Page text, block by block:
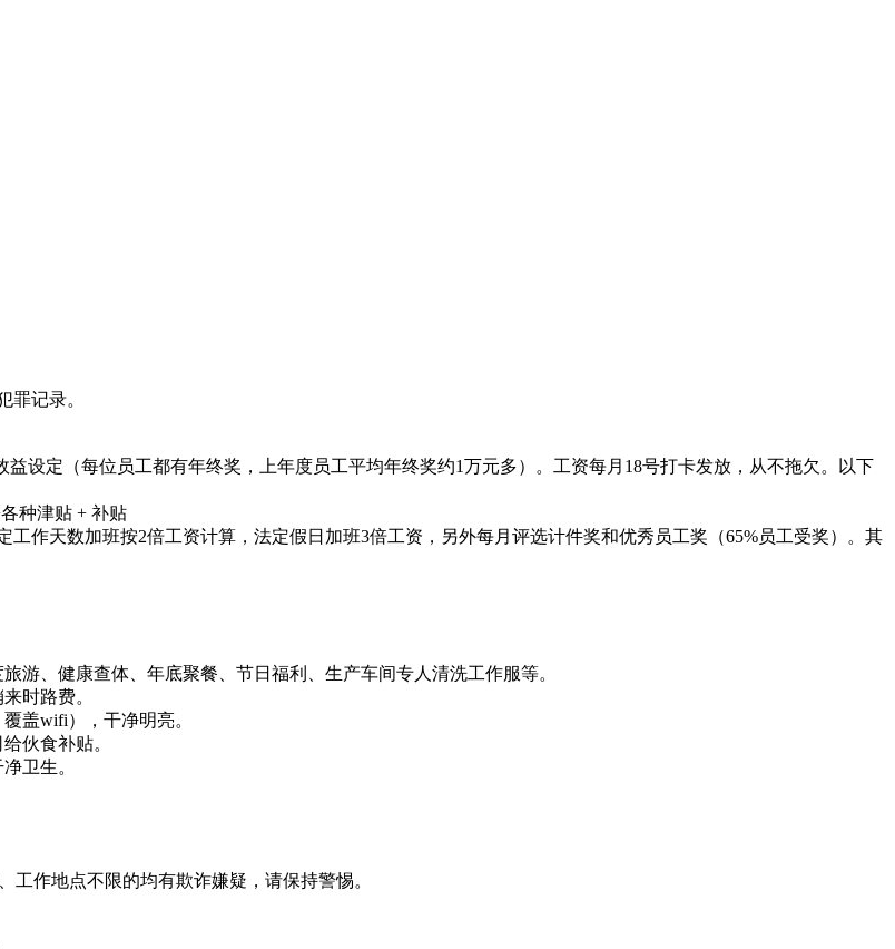
罪记录。
设定（每位员工都有年终奖，上年度员工平均年终奖约1万元多）。工资每月18号打卡发放，从不拖欠。以下
种津贴 + 补贴
作天数加班按2倍工资计算，法定假日加班3倍工资，另外每月评选计件奖和优秀员工奖（65%员工受奖）。其
游、健康查体、年底聚餐、节日福利、生产车间专人清洗工作服等。
时路费。
盖wifi），干净明亮。
伙食补贴。
卫生。
工作地点不限的均有欺诈嫌疑，请保持警惕。